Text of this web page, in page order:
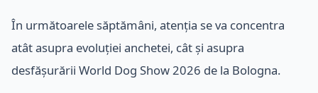
În următoarele săptămâni, atenția se va concentra
atât asupra evoluției anchetei, cât și asupra
desfășurării World Dog Show 2026 de la Bologna.